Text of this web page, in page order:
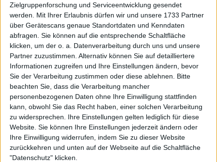
Zielgruppenforschung und Serviceentwicklung gesendet
werden.
Mit Ihrer Erlaubnis dürfen wir und unsere 1733 Partner
über Gerätescans genaue Standortdaten und Kenndaten
abfragen. Sie können auf die entsprechende Schaltfläche
klicken, um der o. a. Datenverarbeitung durch uns und unsere
Partner zuzustimmen. Alternativ können Sie auf detailliertere
Informationen zugreifen und Ihre Einstellungen ändern, bevor
Sie der Verarbeitung zustimmen oder diese ablehnen.
Bitte
beachten Sie, dass die Verarbeitung mancher
personenbezogenen Daten ohne Ihre Einwilligung stattfinden
kann, obwohl Sie das Recht haben, einer solchen Verarbeitung
zu widersprechen. Ihre Einstellungen gelten lediglich für diese
Website. Sie können Ihre Einstellungen jederzeit ändern oder
Ihre Einwilligung widerrufen, indem Sie zu dieser Website
zurückkehren und unten auf der Webseite auf die Schaltfläche
"Datenschutz" klicken.
Weiterlesen